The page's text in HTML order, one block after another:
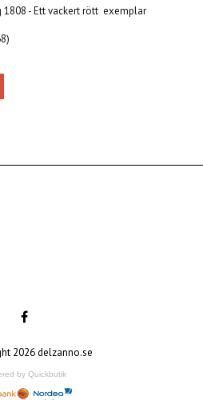
1808 - Ett vackert rött exemplar
2026 delzanno.se
by Quickbutik